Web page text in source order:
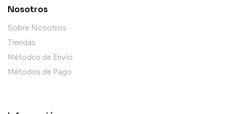
Nosotros
Sobre Nosotros
Tiendas
Métodos de Envío
Métodos de Pago